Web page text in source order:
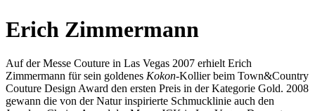
Erich Zimmermann
Auf der Messe Couture in Las Vegas 2007 erhielt Erich
Zimmermann für sein goldenes Kokon-Kollier beim Town&Country
Couture Design Award den ersten Preis in der Kategorie Gold. 2008
gewann die von der Natur inspirierte Schmucklinie auch den